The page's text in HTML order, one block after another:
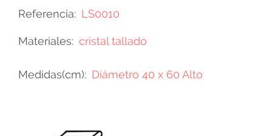
Referencia LS0010
Materiales cristal tallado
Medidas(cm) Diámetro 40 x 60 Alto